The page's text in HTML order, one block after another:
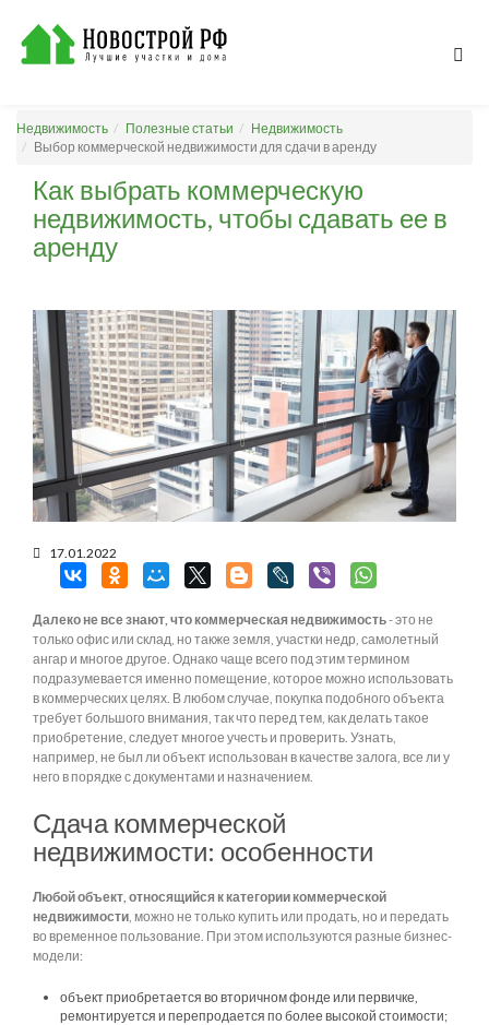
Недвижимость Полезные статьи
Недвижимость
Выбор коммерческой недвижимости для сдачи в аренду
Как выбрать коммерческую
недвижимость, чтобы сдавать ее в
аренду
17.01.2022
Далеко не все знают, что коммерческая недвижимость- это не
только офис или склад, но также земля, участки недр, самолетный
ангар и многое другое. Однако чаще всего под этим термином
подразумевается именно помещение, которое можно использовать
в коммерческих целях. В любом случае, покупка подобного объекта
требует большого внимания, так что перед тем, как делать такое
приобретение, следует многое учесть и проверить. Узнать,
например, не был ли объект использован в качестве залога, все ли у
него в порядке с документами и назначением.
Сдача коммерческой
недвижимости: особенности
Любой объект, относящийся к категории коммерческой
недвижимости, можно не только купить или продать, но и передать
во временное пользование. При этом используются разные бизнес-
модели:
объект приобретается во вторичном фонде или первичке,
ремонтируется и перепродается по более высокой стоимости;